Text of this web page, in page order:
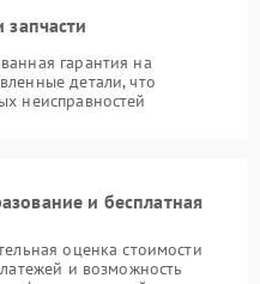
запчасти
гарантия на
детали, что
неисправностей
и бесплатная
оценка стоимости
и возможность